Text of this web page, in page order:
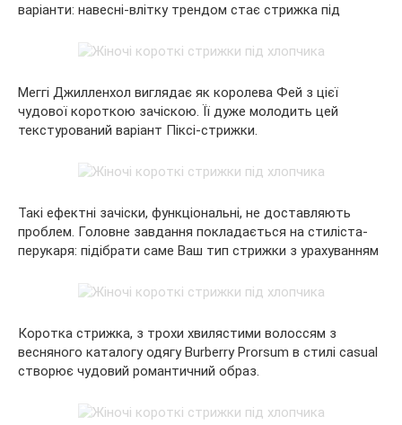
варіанти: навесні-влітку трендом стає стрижка під
Меггі Джилленхол виглядає як королева Фей з цієї
чудової короткою зачіскою. Її дуже молодить цей
текстурований варіант Піксі-стрижки.
Такі ефектні зачіски, функціональні, не доставляють
проблем. Головне завдання покладається на стиліста-
перукаря: підібрати саме Ваш тип стрижки з урахуванням
Коротка стрижка, з трохи хвилястими волоссям з
весняного каталогу одягу Burberry Prorsum в стилі casual
створює чудовий романтичний образ.